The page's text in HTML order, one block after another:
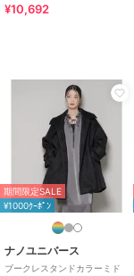
性別タイプ
カラー
サイズ
素材
¥10,692
期間限定SALE
¥1000ｸｰﾎﾟﾝ
ナノユニバース
ブークレスタンドカラーミド